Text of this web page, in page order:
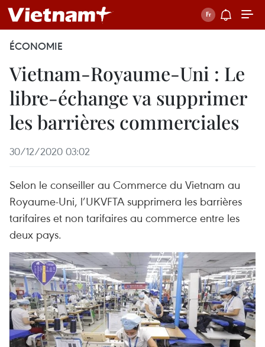
ÉCONOMIE
Vietnam-Royaume-Uni : Le
libre-échange va supprimer
les barrières commerciales
30/12/2020 03:02
Selon le conseiller au Commerce du Vietnam au
Royaume-Uni, l’UKVFTA supprimera les barrières
tarifaires et non tarifaires au commerce entre les
deux pays.